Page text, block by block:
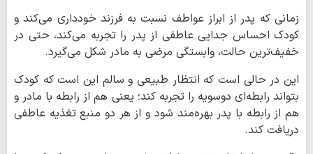
زمانی که پدر از ابراز عواطف نسبت به فرزند خودداری می‌کند و
کودک احساس جدایی عاطفی از پدر را تجربه می‌کند، حتی در
خفیف‌ترین حالت، وابستگی مرضی به مادر شکل می‌گیرد.
این در حالی است که انتظار طبیعی و سالم این است که کودک
بتواند رابطه‌ای دوسویه را تجربه کند؛ یعنی هم از رابطه با مادر و
هم از رابطه با پدر بهره‌مند شود و از هر دو منبع تغذیه عاطفی
دریافت کند.